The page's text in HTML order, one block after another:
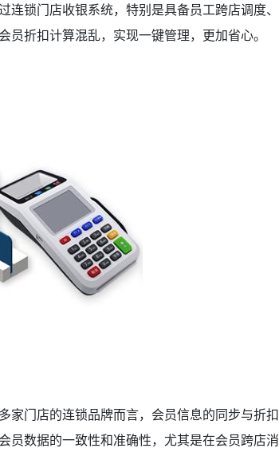
锁门店收银系统，特别是具备员工跨店调度、
折扣计算混乱，实现一键管理，更加省心。
家门店的连锁品牌而言，会员信息的同步与折扣
员数据的一致性和准确性，尤其是在会员跨店消